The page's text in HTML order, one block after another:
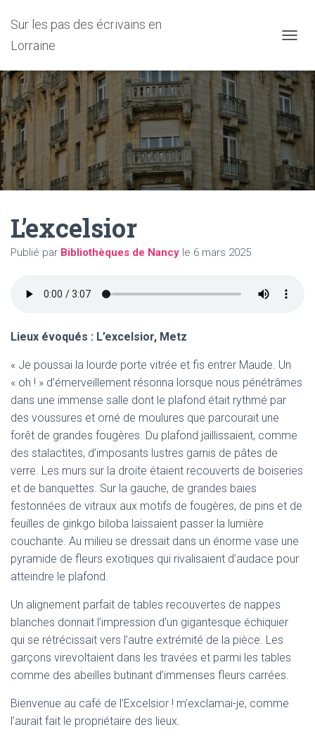
Sur les pas des écrivains en
Lorraine
P
L
I
E
R
L
N
A
V
L’excelsior
Publié par Bibliothèques de Nancy le 6 mars 2025
Lieux évoqués : L’excelsior, Metz
« Je poussai la lourde porte vitrée et fis entrer Maude. Un
« oh ! » d’émerveillement résonna lorsque nous pénétrâmes
dans une immense salle dont le plafond était rythmé par
des voussures et orné de moulures que parcourait une
forêt de grandes fougères. Du plafond jaillissaient, comme
des stalactites, d’imposants lustres garnis de pâtes de
verre. Les murs sur la droite étaient recouverts de boiseries
et de banquettes. Sur la gauche, de grandes baies
festonnées de vitraux aux motifs de fougères, de pins et de
feuilles de ginkgo biloba laissaient passer la lumière
couchante. Au milieu se dressait dans un énorme vase une
pyramide de fleurs exotiques qui rivalisaient d’audace pour
atteindre le plafond.
Un alignement parfait de tables recouvertes de nappes
blanches donnait l’impression d’un gigantesque échiquier
qui se rétrécissait vers l’autre extrémité de la pièce. Les
garçons virevoltaient dans les travées et parmi les tables
comme des abeilles butinant d’immenses fleurs carrées.
Bienvenue au café de l’Excelsior ! m’exclamai-je, comme
l’aurait fait le propriétaire des lieux.